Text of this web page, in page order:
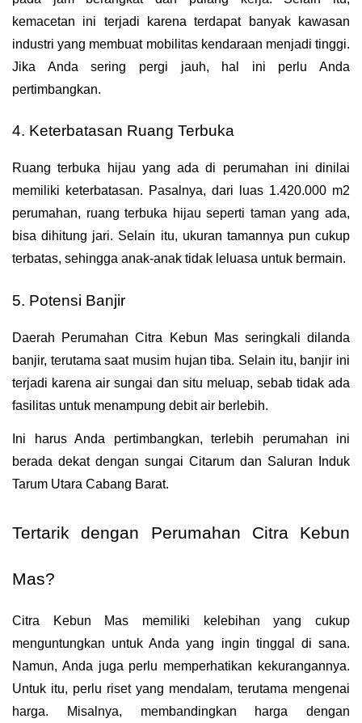
kemacetan ini terjadi karena terdapat banyak kawasan
industri yang membuat mobilitas kendaraan menjadi tinggi.
Jika Anda sering pergi jauh, hal ini perlu Anda
pertimbangkan.
4. Keterbatasan Ruang Terbuka
Ruang terbuka hijau yang ada di perumahan ini dinilai
memiliki keterbatasan. Pasalnya, dari luas 1.420.000 m2
perumahan, ruang terbuka hijau seperti taman yang ada,
bisa dihitung jari. Selain itu, ukuran tamannya pun cukup
terbatas, sehingga anak-anak tidak leluasa untuk bermain.
5. Potensi Banjir
Daerah Perumahan Citra Kebun Mas seringkali dilanda
banjir, terutama saat musim hujan tiba. Selain itu, banjir ini
terjadi karena air sungai dan situ meluap, sebab tidak ada
fasilitas untuk menampung debit air berlebih.
Ini harus Anda pertimbangkan, terlebih perumahan ini
berada dekat dengan sungai Citarum dan Saluran Induk
Tarum Utara Cabang Barat.
Tertarik dengan Perumahan Citra Kebun
Mas?
Citra Kebun Mas memiliki kelebihan yang cukup
menguntungkan untuk Anda yang ingin tinggal di sana.
Namun, Anda juga perlu memperhatikan kekurangannya.
Untuk itu, perlu riset yang mendalam, terutama mengenai
harga. Misalnya, membandingkan harga dengan